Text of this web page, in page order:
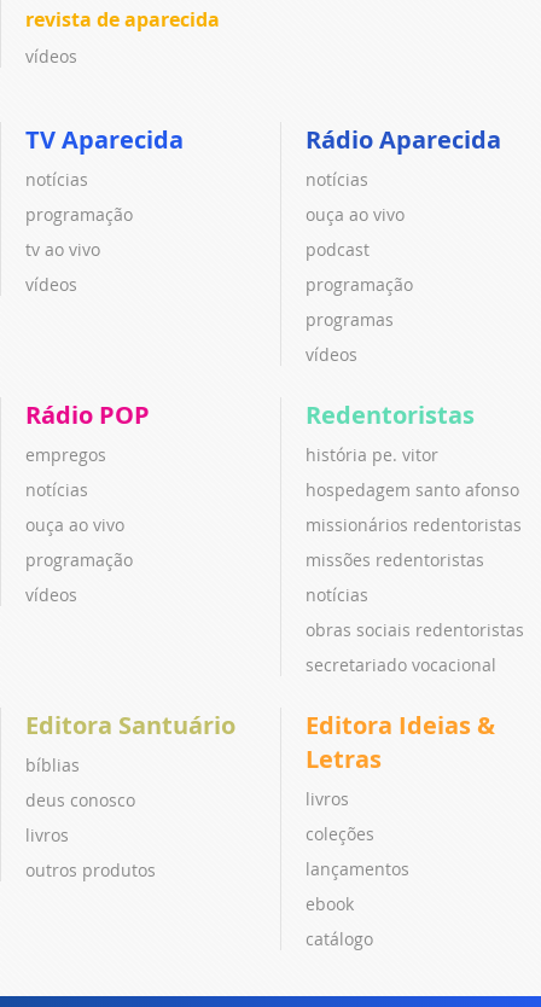
revista de aparecida
vídeos
TV Aparecida
notícias
programação
tv ao vivo
vídeos
Rádio Aparecida
notícias
ouça ao vivo
podcast
programação
programas
vídeos
Rádio POP
empregos
notícias
ouça ao vivo
programação
vídeos
Redentoristas
história pe. vitor
hospedagem santo afonso
missionários redentoristas
missões redentoristas
notícias
obras sociais redentoristas
secretariado vocacional
Editora Santuário
bíblias
deus conosco
livros
outros produtos
Editora Ideias &
Letras
livros
coleções
lançamentos
ebook
catálogo